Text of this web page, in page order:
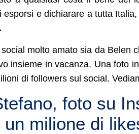
e dichiarare a tutta
molto amato sia da Belen
insieme in vacanza. Una foto
di followers sul social.
foto su
milione di